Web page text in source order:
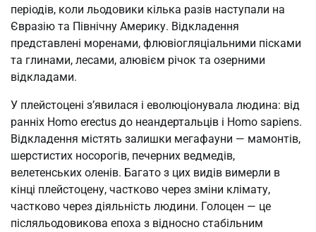
періодів, коли льодовики кілька разів наступали на
Євразію та Північну Америку. Відкладення
представлені моренами, флювіогляціальними пісками
та глинами, лесами, алювієм річок та озерними
відкладами.
У плейстоцені з’явилася і еволюціонувала людина: від
ранніх Homo erectus до неандертальців і Homo sapiens.
Відкладення містять залишки мегафауни — мамонтів,
шерстистих носорогів, печерних ведмедів,
велетенських оленів. Багато з цих видів вимерли в
кінці плейстоцену, частково через зміни клімату,
частково через діяльність людини. Голоцен — це
післяльодовикова епоха з відносно стабільним